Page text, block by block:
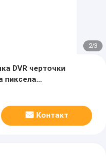
2/3
DVR черточки
пиксела
Контакт